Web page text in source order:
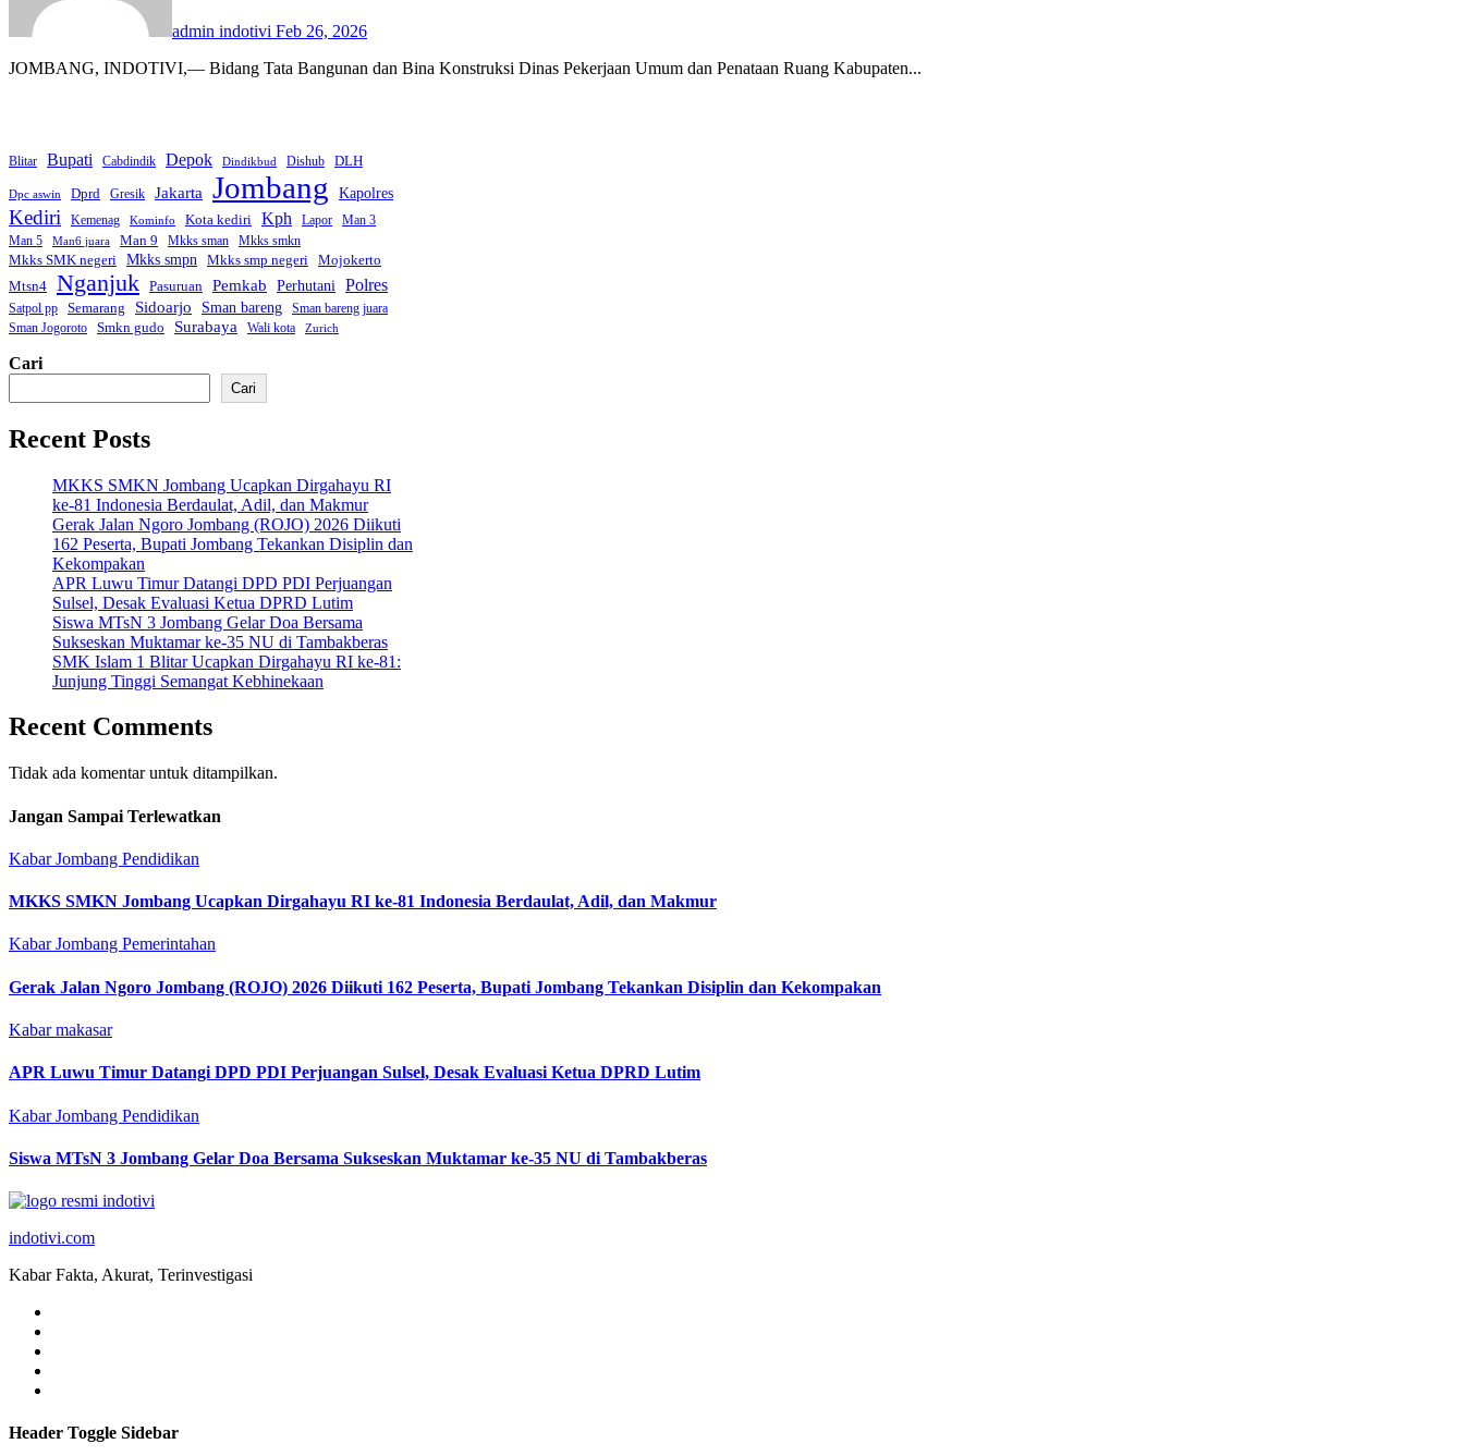
admin indotivi Feb 26, 2026
JOMBANG, INDOTIVI,— Bidang Tata Bangunan dan Bina Konstruksi Dinas Pekerjaan Umum dan Penataan Ruang Kabupaten...
Blitar Bupati Cabdindik Depok Dindikbud Dishub DLH
Dpc aswin Dprd Gresik Jakarta Jombang Kapolres
Kediri Kemenag Kominfo Kota kediri Kph Lapor
Man 3
Man 5
Man6 juara Man 9 Mkks sman Mkks smkn
Mkks SMK negeri Mkks smpn Mkks smp negeri Mojokerto
Mtsn4 Nganjuk Pasuruan Pemkab Perhutani Polres
Satpol pp Semarang Sidoarjo Sman bareng
Sman bareng juara
Sman Jogoroto
Smkn gudo Surabaya Wali kota Zurich
Cari
Cari
Recent Posts
MKKS SMKN Jombang Ucapkan Dirgahayu RI
ke-81 Indonesia Berdaulat, Adil, dan Makmur
Gerak Jalan Ngoro Jombang (ROJO) 2026 Diikuti
162 Peserta, Bupati Jombang Tekankan Disiplin dan
Kekompakan
APR Luwu Timur Datangi DPD PDI Perjuangan
Sulsel, Desak Evaluasi Ketua DPRD Lutim
Siswa MTsN 3 Jombang Gelar Doa Bersama
Sukseskan Muktamar ke-35 NU di Tambakberas
SMK Islam 1 Blitar Ucapkan Dirgahayu RI ke-81:
Junjung Tinggi Semangat Kebhinekaan
Recent Comments
Tidak ada komentar untuk ditampilkan.
Jangan Sampai Terlewatkan
Kabar Jombang Pendidikan
MKKS SMKN Jombang Ucapkan Dirgahayu RI ke-81 Indonesia Berdaulat, Adil, dan Makmur
Kabar Jombang Pemerintahan
Gerak Jalan Ngoro Jombang (ROJO) 2026 Diikuti 162 Peserta, Bupati Jombang Tekankan Disiplin dan Kekompakan
Kabar makasar
APR Luwu Timur Datangi DPD PDI Perjuangan Sulsel, Desak Evaluasi Ketua DPRD Lutim
Kabar Jombang Pendidikan
Siswa MTsN 3 Jombang Gelar Doa Bersama Sukseskan Muktamar ke-35 NU di Tambakberas
indotivi.com
Kabar Fakta, Akurat, Terinvestigasi
Header Toggle Sidebar